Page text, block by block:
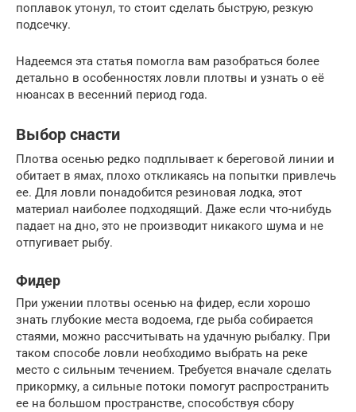
поплавок утонул, то стоит сделать быструю, резкую
подсечку.
Надеемся эта статья помогла вам разобраться более
детально в особенностях ловли плотвы и узнать о её
нюансах в весенний период года.
Выбор снасти
Плотва осенью редко подплывает к береговой линии и
обитает в ямах, плохо откликаясь на попытки привлечь
ее. Для ловли понадобится резиновая лодка, этот
материал наиболее подходящий. Даже если что-нибудь
падает на дно, это не производит никакого шума и не
отпугивает рыбу.
Фидер
При ужении плотвы осенью на фидер, если хорошо
знать глубокие места водоема, где рыба собирается
стаями, можно рассчитывать на удачную рыбалку. При
таком способе ловли необходимо выбрать на реке
место с сильным течением. Требуется вначале сделать
прикормку, а сильные потоки помогут распространить
ее на большом пространстве, способствуя сбору